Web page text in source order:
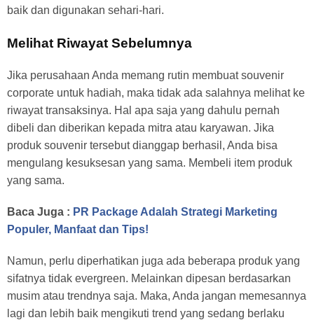
baik dan digunakan sehari-hari.
Melihat Riwayat Sebelumnya
Jika perusahaan Anda memang rutin membuat souvenir
corporate untuk hadiah, maka tidak ada salahnya melihat ke
riwayat transaksinya. Hal apa saja yang dahulu pernah
dibeli dan diberikan kepada mitra atau karyawan. Jika
produk souvenir tersebut dianggap berhasil, Anda bisa
mengulang kesuksesan yang sama. Membeli item produk
yang sama.
Baca Juga : PR Package Adalah Strategi Marketing
Populer, Manfaat dan Tips!
Namun, perlu diperhatikan juga ada beberapa produk yang
sifatnya tidak evergreen. Melainkan dipesan berdasarkan
musim atau trendnya saja. Maka, Anda jangan memesannya
lagi dan lebih baik mengikuti trend yang sedang berlaku